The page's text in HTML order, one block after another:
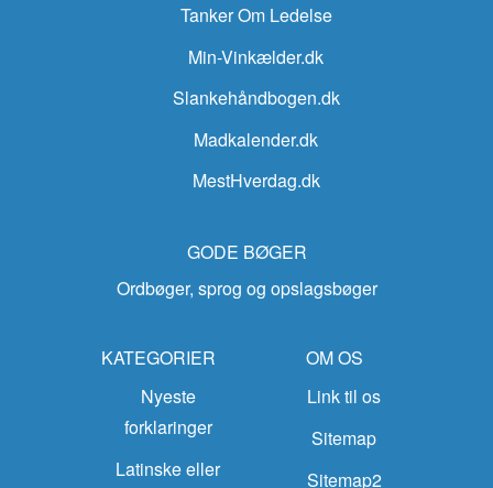
Tanker Om Ledelse
Min-Vinkælder.dk
Slankehåndbogen.dk
Madkalender.dk
MestHverdag.dk
GODE BØGER
Ordbøger, sprog og opslagsbøger
KATEGORIER
Nyeste
forklaringer
Latinske eller
OM OS
Link til os
Sitemap
Sitemap2